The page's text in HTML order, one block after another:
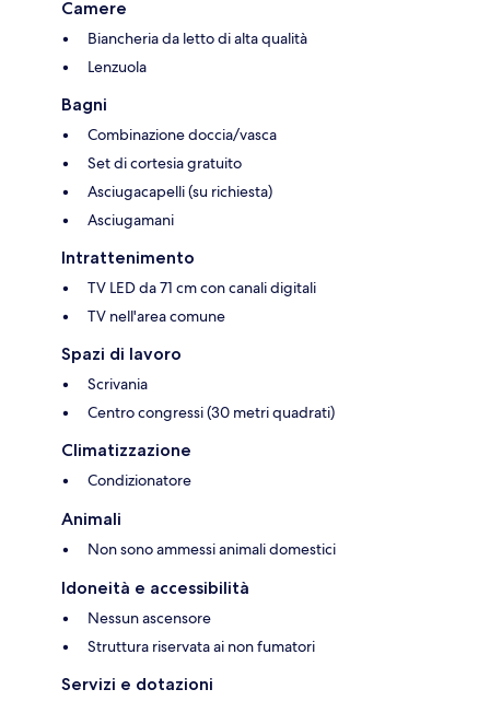
Camere
Biancheria da letto di alta qualità
Lenzuola
Bagni
Combinazione doccia/vasca
Set di cortesia gratuito
Asciugacapelli (su richiesta)
Asciugamani
Intrattenimento
TV LED da 71 cm con canali digitali
TV nell'area comune
Spazi di lavoro
Scrivania
Centro congressi (30 metri quadrati)
Climatizzazione
Condizionatore
Animali
Non sono ammessi animali domestici
Idoneità e accessibilità
Nessun ascensore
Struttura riservata ai non fumatori
Servizi e dotazioni